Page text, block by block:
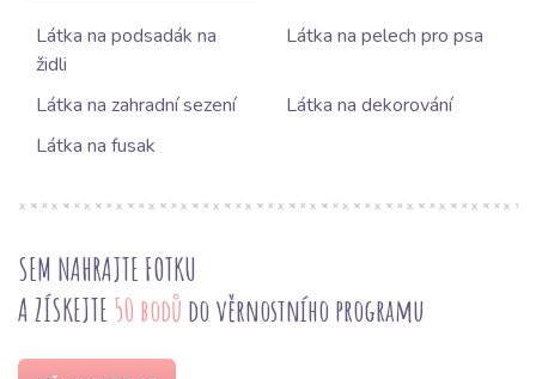
Látka na podsadák na
židli
Látka na pelech pro psa
Látka na zahradní sezení
Látka na dekorování
Látka na fusak
SEM NAHRAJTE FOTKU
A ZÍSKEJTE 50 bodů do věrnostního programu